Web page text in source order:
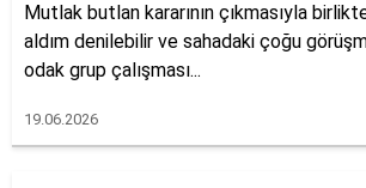
Mutlak butlan kararının çıkmasıyla
aldım denilebilir ve sahadaki çoğu
odak grup çalışması...
19.06.2026